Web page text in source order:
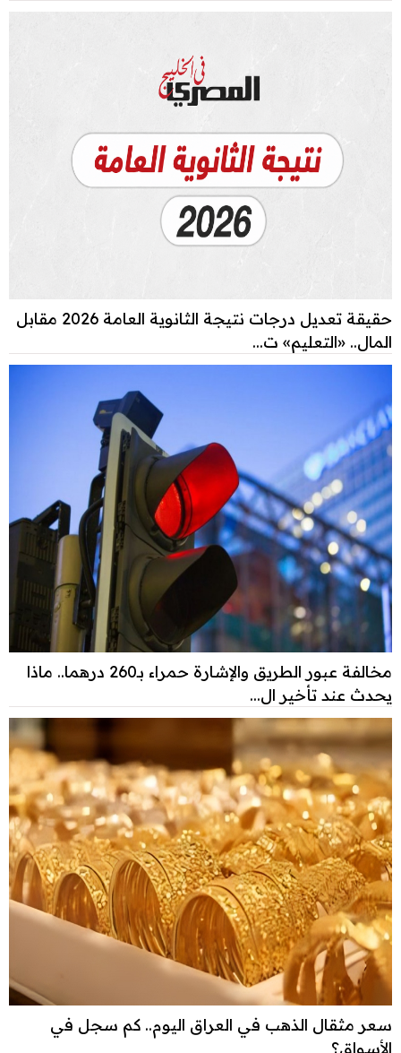
حقيقة تعديل درجات نتيجة الثانوية العامة 2026 مقابل
المال.. «التعليم» ت...
مخالفة عبور الطريق والإشارة حمراء بـ260 درهما.. ماذا
يحدث عند تأخير ال...
سعر مثقال الذهب في العراق اليوم.. كم سجل في
الأسواق؟